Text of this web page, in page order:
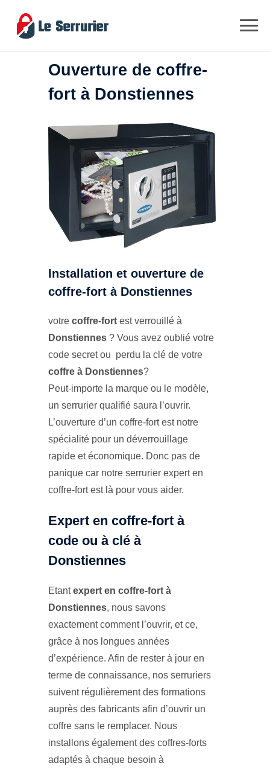
Ouverture de coffre-
fort à Donstiennes
Installation et ouverture de
coffre-fort à Donstiennes
votre coffre-fort est verrouillé à
Donstiennes ? Vous avez oublié votre
code secret ou perdu la clé de votre
coffre à Donstiennes?
Peut-importe la marque ou le modèle,
un serrurier qualifié saura l’ouvrir.
L’ouverture d’un coffre-fort est notre
spécialité pour un déverrouillage
rapide et économique. Donc pas de
panique car notre serrurier expert en
coffre-fort est là pour vous aider.
Expert en coffre-fort à
code ou à clé à
Donstiennes
Etantexpert en coffre-fort à
Donstiennes, nous savons
exactement comment l’ouvrir, et ce,
grâce à nos longues années
d’expérience. Afin de rester à jour en
terme de connaissance, nos serruriers
suivent régulièrement des formations
auprès des fabricants afin d’ouvrir un
coffre sans le remplacer. Nous
installons également des coffres-forts
adaptés à chaque besoin à